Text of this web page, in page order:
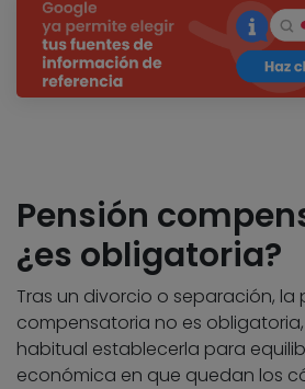
Pensión
¿es obligatoria?
Tras un divorcio o separación, la
compensatoria no es
habitual establecerla para
económica en que quedan los